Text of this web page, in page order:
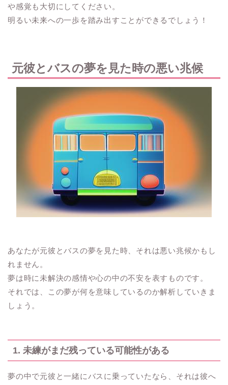
や感覚も大切にしてください。
明るい未来への一歩を踏み出すことができるでしょう！
元彼とバスの夢を見た時の悪い兆候
あなたが元彼とバスの夢を見た時、それは悪い兆候かもし
れません。
夢は時に未解決の感情や心の中の不安を表すものです。
それでは、この夢が何を意味しているのか解析していきま
しょう。
1. 未練がまだ残っている可能性がある
夢の中で元彼と一緒にバスに乗っていたなら、それは彼へ